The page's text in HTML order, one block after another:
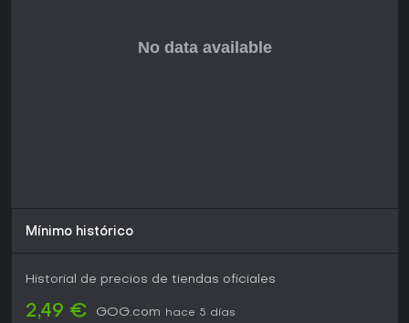
Mínimo histórico
Historial de precios de tiendas oficiales
2,49 € GOG.com
hace 5 días